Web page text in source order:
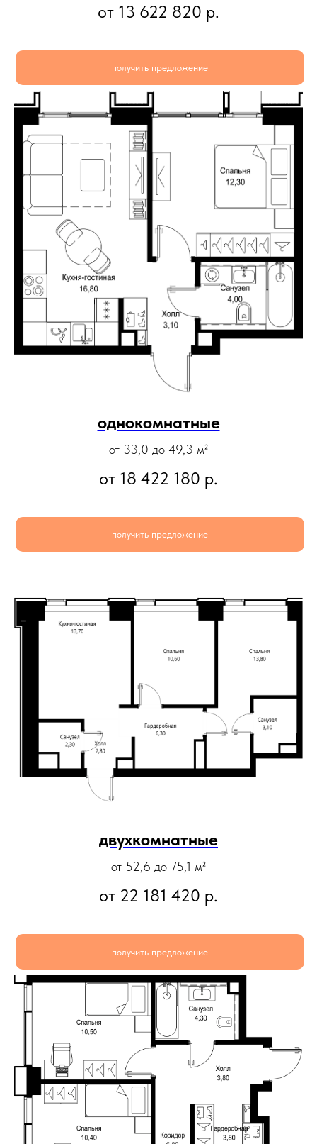
от 13 622 820 р.
получить предложение
однокомнатные
от 33,0 до 49,3 м²
от 18 422 180 р.
получить предложение
двухкомнатные
от 52,6 до 75,1 м²
от 22 181 420 р.
получить предложение